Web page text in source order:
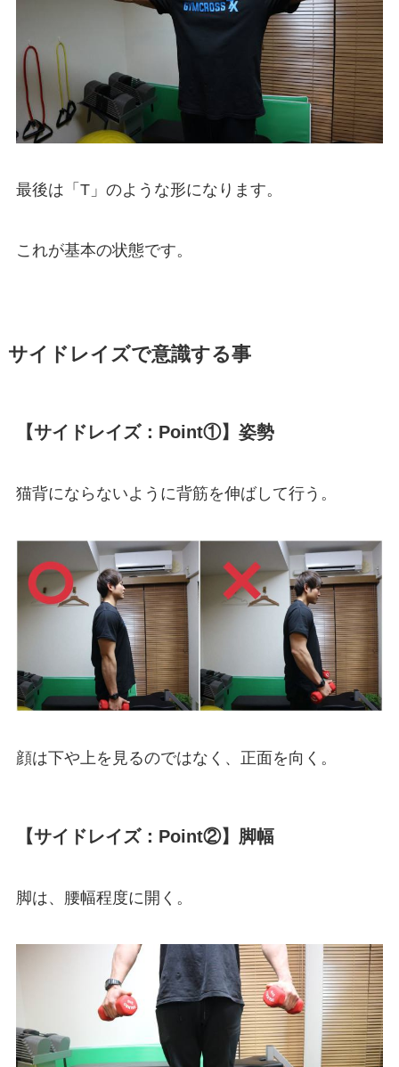
最後は「T」のような形になります。
これが基本の状態です。
サイドレイズで意識する事
【サイドレイズ：Point①】姿勢
猫背にならないように背筋を伸ばして行う。
顔は下や上を見るのではなく、正面を向く。
【サイドレイズ：Point②】脚幅
脚は、腰幅程度に開く。